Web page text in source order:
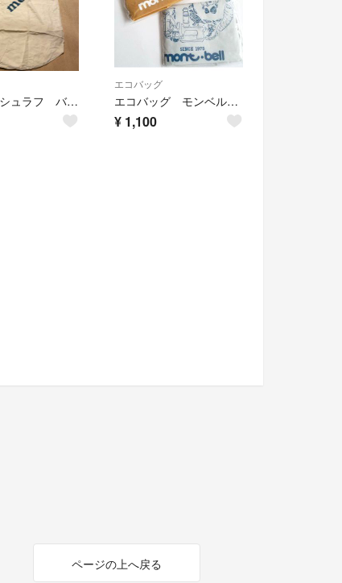
モンベル シュラフ バッグ
エコバッグ
エコバッグ モンベル 40周年 mont-bell ショッピングバッグ
¥ 1,100
ページの上へ戻る